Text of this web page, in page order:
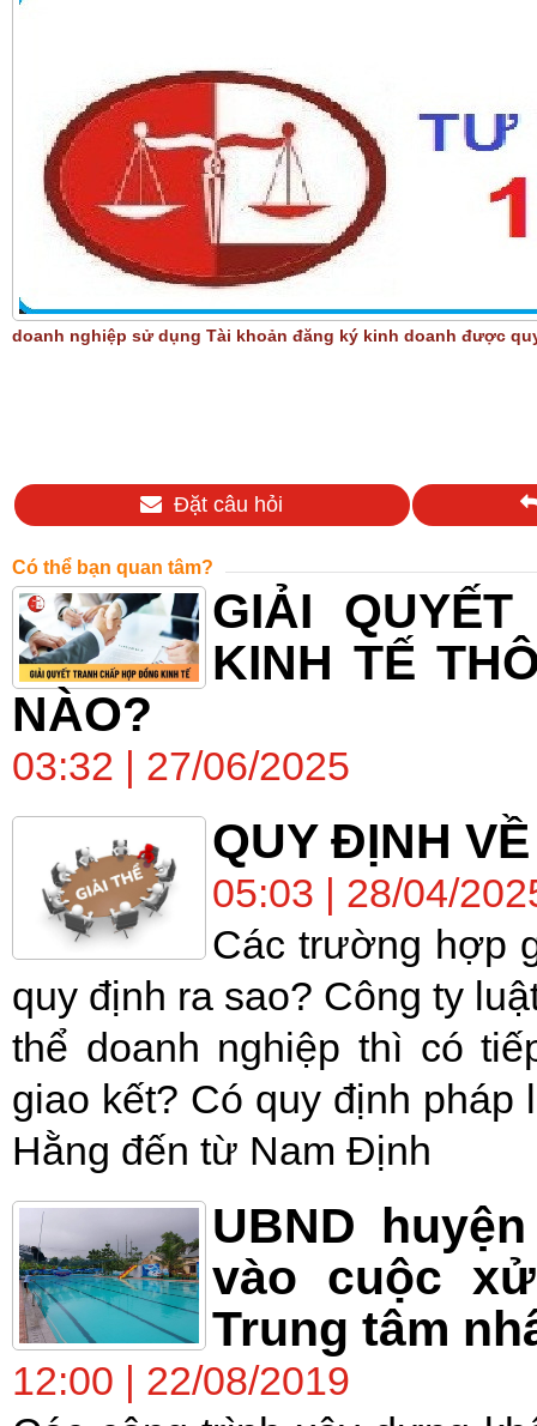
doanh nghiệp sử dụng Tài khoản đăng ký kinh doanh được
Đặt câu hỏi
Có thể bạn quan tâm?
GIẢI
KINH TẾ
NÀO?
03:32 | 27/06/2025
QUY ĐỊNH
05:03 | 28/04/
Các trường hợp
quy định ra sao? Công ty
thể doanh nghiệp thì có
giao kết? Có quy định pháp
Hằng đến từ Nam Định
UBND
vào cuộc
Trung tâm
12:00 | 22/08/2019